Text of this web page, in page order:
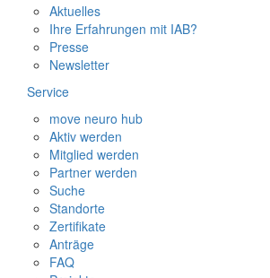
Aktuelles
Ihre Erfahrungen mit IAB?
Presse
Newsletter
Service
move neuro hub
Aktiv werden
Mitglied werden
Partner werden
Suche
Standorte
Zertifikate
Anträge
FAQ